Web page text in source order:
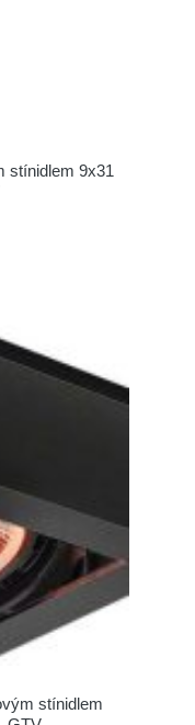
stínidlem 9x31
stínidlem